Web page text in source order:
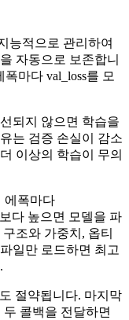
능적으로 관리하여
자동으로 보존합니
마다 val_loss를 모
선되지 않으면 학습을
는 검증 손실이 감소
이상의 학습이 무의
에폭마다
다 높으면 모델을 파
조와 가중치, 옵티
일만 로드하면 최고
절약됩니다. 마지막
두 콜백을 전달하면